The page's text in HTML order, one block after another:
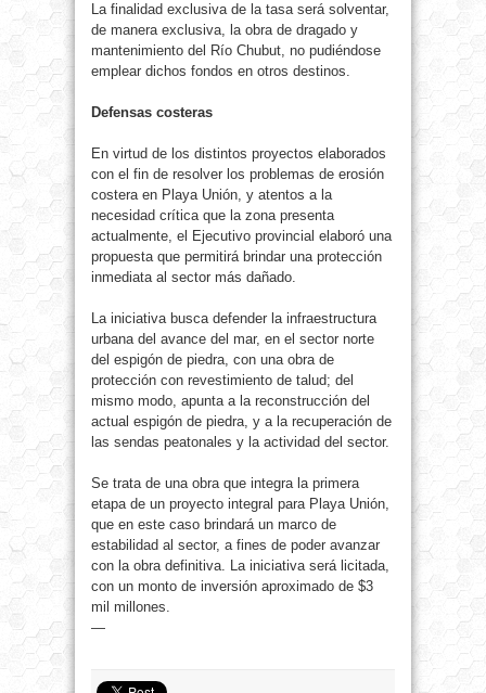
La finalidad exclusiva de la tasa será solventar,
de manera exclusiva, la obra de dragado y
mantenimiento del Río Chubut, no pudiéndose
emplear dichos fondos en otros destinos.
Defensas costeras
En virtud de los distintos proyectos elaborados
con el fin de resolver los problemas de erosión
costera en Playa Unión, y atentos a la
necesidad crítica que la zona presenta
actualmente, el Ejecutivo provincial elaboró una
propuesta que permitirá brindar una protección
inmediata al sector más dañado.
La iniciativa busca defender la infraestructura
urbana del avance del mar, en el sector norte
del espigón de piedra, con una obra de
protección con revestimiento de talud; del
mismo modo, apunta a la reconstrucción del
actual espigón de piedra, y a la recuperación de
las sendas peatonales y la actividad del sector.
Se trata de una obra que integra la primera
etapa de un proyecto integral para Playa Unión,
que en este caso brindará un marco de
estabilidad al sector, a fines de poder avanzar
con la obra definitiva. La iniciativa será licitada,
con un monto de inversión aproximado de $3
mil millones.
—